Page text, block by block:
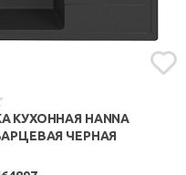
КУХОННАЯ HANNA
ЧЕРНАЯ